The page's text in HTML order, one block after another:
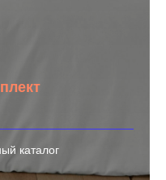
каталог